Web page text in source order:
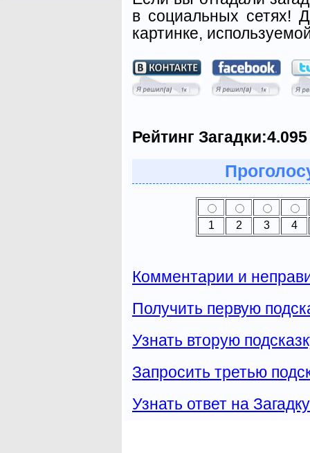
в социальных сетях!
картинке,
Рейтинг Загадки:4.095
1 2 3 4
Комментарии и
Получить первую
Узнать вторую
Запросить третью
Узнать ответ на Загадку